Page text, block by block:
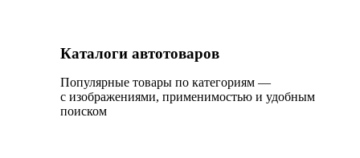
Каталоги автотоваров
Популярные товары по категориям —
с изображениями, применимостью и удобным
поиском